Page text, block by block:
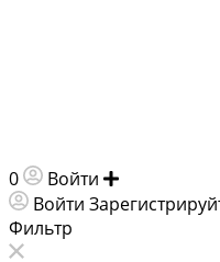
0 Войти
Войти
Фильтр